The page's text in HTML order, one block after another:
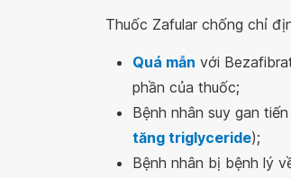
Thuốc Zafular chống chỉ
Quá mẫn với
phần của thuốc;
Bệnh nhân suy gan
tăng triglyceride);
Bệnh nhân bị bệnh lý